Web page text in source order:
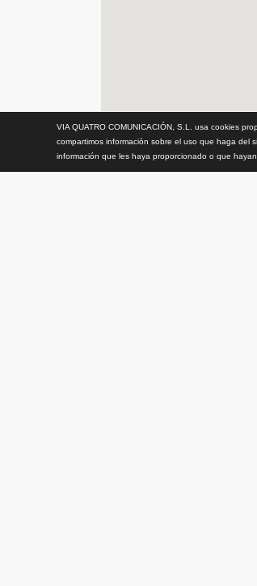
VIA QUATRO COMUNICACIÓN, S.L. usa cookies
compartimos información sobre el uso que haga del
información que les haya proporcionado o que